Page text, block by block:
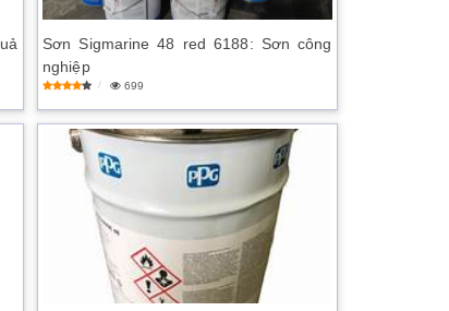
Sơn Sigmarine 48 red 6188: Sơn công
nghiệp
699